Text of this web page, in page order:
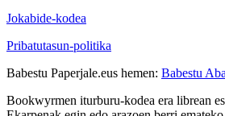
Jokabide-kodea
Pribatutasun-politika
Babestu Paperjale.eus hemen: Babestu
Bookwyrmen iturburu-kodea era librean